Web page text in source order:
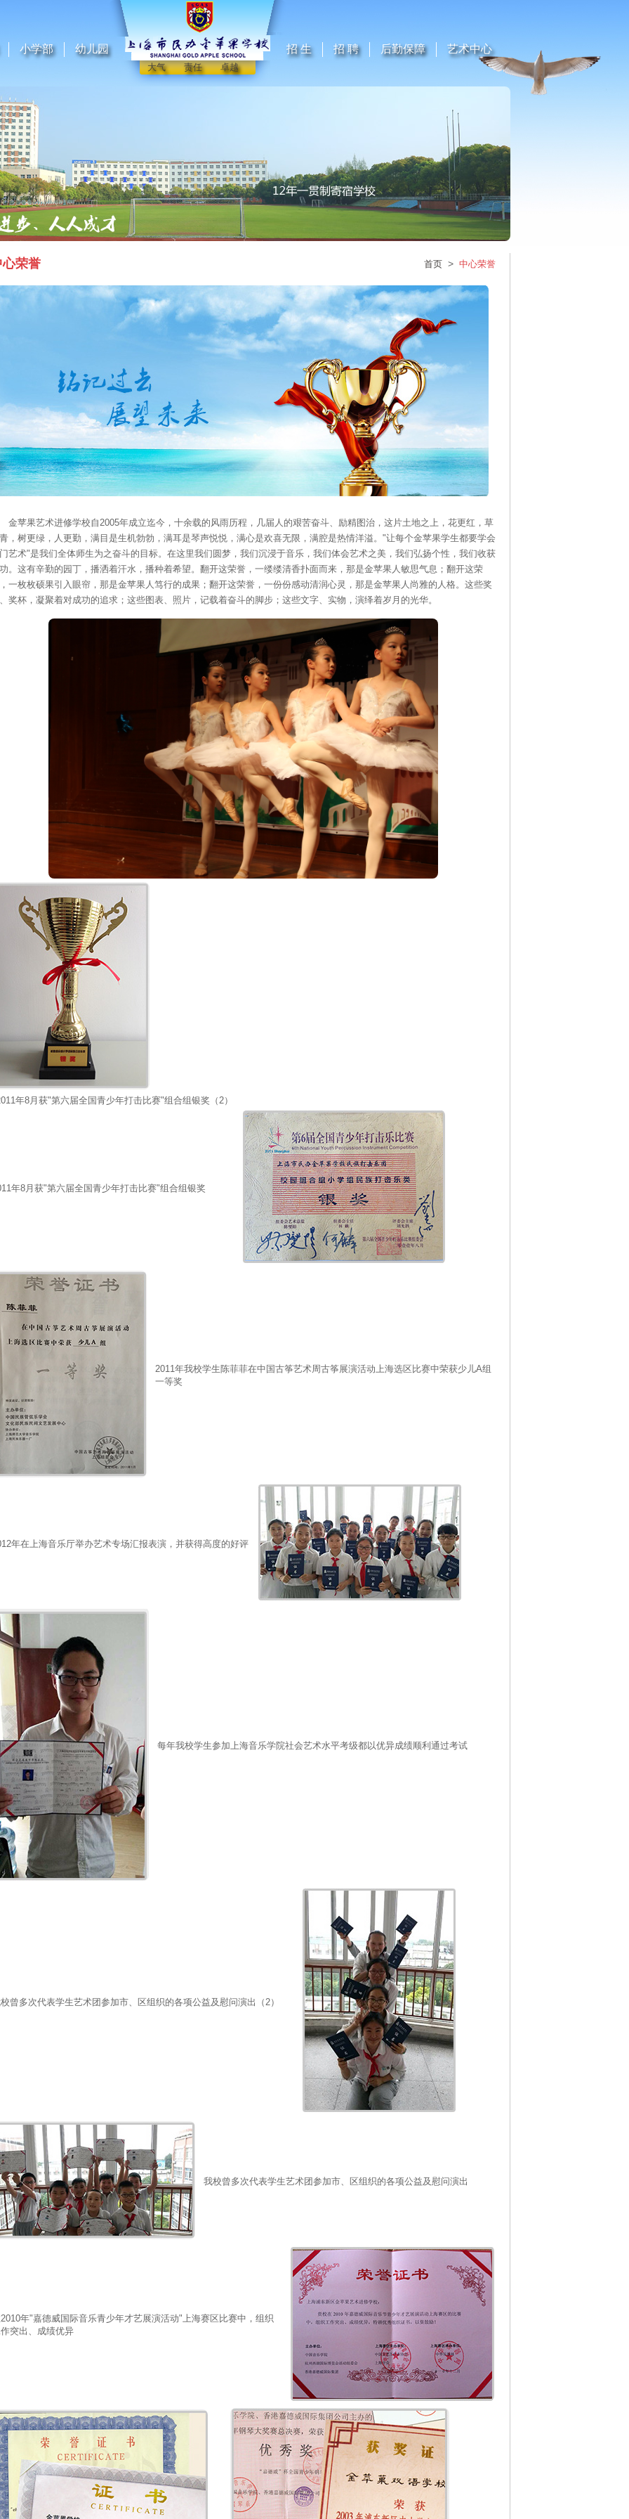
小学部 幼儿园
大气 责任 卓越
招 生 招 聘 后勤保障 艺术中心
心荣誉 首页 > 中心荣誉
金苹果艺术进修学校自2005年成立迄今，十余载的风雨历程，几届人的艰苦奋斗、励精图治，这片土地之上，花更红，草
，树更绿，人更勤，满目是生机勃勃，满耳是琴声悦悦，满心是欢喜无限，满腔是热情洋溢。"让每个金苹果学生都要学会
艺术"是我们全体师生为之奋斗的目标。在这里我们圆梦，我们沉浸于音乐，我们体会艺术之美，我们弘扬个性，我们收获
。这有辛勤的园丁，播洒着汗水，播种着希望。翻开这荣誉，一缕缕清香扑面而来，那是金苹果人敏思气息；翻开这荣
一枚枚硕果引入眼帘，那是金苹果人笃行的成果；翻开这荣誉，一份份感动清润心灵，那是金苹果人尚雅的人格。这些奖
奖杯，凝聚着对成功的追求；这些图表、照片，记载着奋斗的脚步；这些文字、实物，演绎着岁月的光华。
年8月获"第六届全国青少年打击比赛"组合组银奖（2）
年8月获"第六届全国青少年打击比赛"组合组银奖
2011年我校学生陈菲菲在中国古筝艺术周古筝展演活动上海选区比赛中荣获少儿A组
一等奖
年在上海音乐厅举办艺术专场汇报表演，并获得高度的好评
每年我校学生参加上海音乐学院社会艺术水平考级都以优异成绩顺利通过考试
曾多次代表学生艺术团参加市、区组织的各项公益及慰问演出（2）
我校曾多次代表学生艺术团参加市、区组织的各项公益及慰问演出
年"嘉德威国际音乐青少年才艺展演活动"上海赛区比赛中，组织
突出、成绩优异